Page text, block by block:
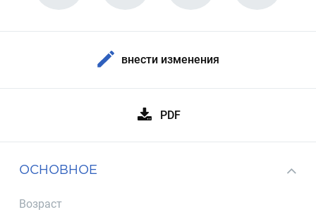
внести изменения
PDF
ОСНОВНОЕ
Возраст